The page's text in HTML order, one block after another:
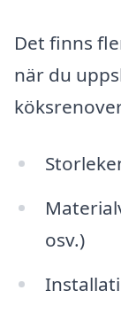
Det finns
när du
osv.)